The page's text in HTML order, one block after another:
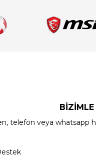
BİZİMLE
telefon veya whatsapp